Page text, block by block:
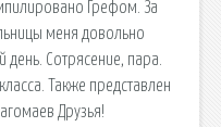
Грефом. За
меня довольно
Сотрясение, пара.
Также представлен
Друзья!